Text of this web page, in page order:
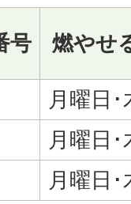
号 燃やせ
月曜日･
月曜日･
月曜日･